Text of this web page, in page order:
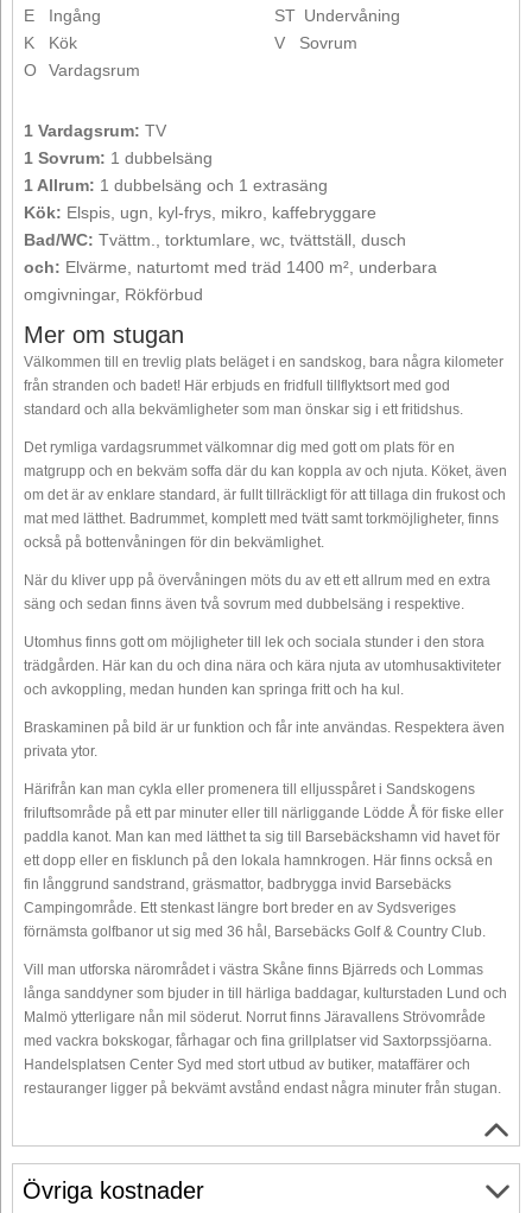
E
Ingång
K
Kök
O
Vardagsrum
ST Undervåning
V
Sovrum
1 Vardagsrum: TV
1 Sovrum: 1 dubbelsäng
1 Allrum: 1 dubbelsäng och 1 extrasäng
Kök: Elspis, ugn, kyl-frys, mikro, kaffebryggare
Bad/WC: Tvättm., torktumlare, wc, tvättställ, dusch
och: Elvärme, naturtomt med träd 1400 m², underbara
omgivningar, Rökförbud
Mer om stugan
Välkommen till en trevlig plats beläget i en sandskog, bara några kilometer
från stranden och badet! Här erbjuds en fridfull tillflyktsort med god
standard och alla bekvämligheter som man önskar sig i ett fritidshus.
Det rymliga vardagsrummet välkomnar dig med gott om plats för en
matgrupp och en bekväm soffa där du kan koppla av och njuta. Köket, även
om det är av enklare standard, är fullt tillräckligt för att tillaga din frukost och
mat med lätthet. Badrummet, komplett med tvätt samt torkmöjligheter, finns
också på bottenvåningen för din bekvämlighet.
När du kliver upp på övervåningen möts du av ett ett allrum med en extra
säng och sedan finns även två sovrum med dubbelsäng i respektive.
Utomhus finns gott om möjligheter till lek och sociala stunder i den stora
trädgården. Här kan du och dina nära och kära njuta av utomhusaktiviteter
och avkoppling, medan hunden kan springa fritt och ha kul.
Braskaminen på bild är ur funktion och får inte användas. Respektera även
privata ytor.
Härifrån kan man cykla eller promenera till elljusspåret i Sandskogens
friluftsområde på ett par minuter eller till närliggande Lödde Å för fiske eller
paddla kanot. Man kan med lätthet ta sig till Barsebäckshamn vid havet för
ett dopp eller en fisklunch på den lokala hamnkrogen. Här finns också en
fin långgrund sandstrand, gräsmattor, badbrygga invid Barsebäcks
Campingområde. Ett stenkast längre bort breder en av Sydsveriges
förnämsta golfbanor ut sig med 36 hål, Barsebäcks Golf & Country Club.
Vill man utforska närområdet i västra Skåne finns Bjärreds och Lommas
långa sanddyner som bjuder in till härliga baddagar, kulturstaden Lund och
Malmö ytterligare nån mil söderut. Norrut finns Järavallens Strövområde
med vackra bokskogar, fårhagar och fina grillplatser vid Saxtorpssjöarna.
Handelsplatsen Center Syd med stort utbud av butiker, mataffärer och
restauranger ligger på bekvämt avstånd endast några minuter från stugan.
Övriga kostnader